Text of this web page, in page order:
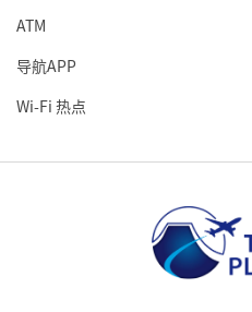
ATM
导航APP
Wi-Fi 热点